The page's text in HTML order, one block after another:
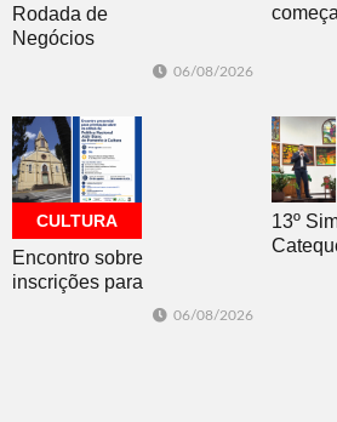
Rodada de
Negócios
Dois Irmãos
06/08/2026
CULTURA
Encontro sobre
inscrições para
06/08/2026
13º